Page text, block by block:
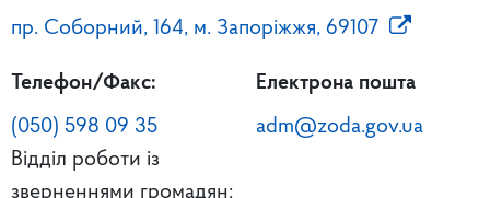
пр. Соборний, 164, м. Запоріжжя, 69107
Телефон/Факс:
(050) 598 09 35
Відділ роботи із
зверненнями громадян:
Електрона пошта
adm@zoda.gov.ua